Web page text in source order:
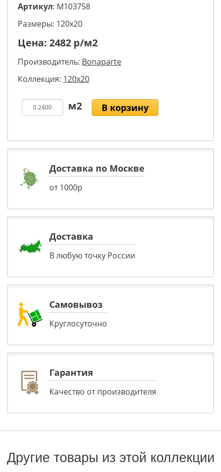
Артикул: M103758
Размеры: 120х20
Цена: 2482 р/м2
Производитель: Bonaparte
Коллекция: 120x20
В корзину
Доставка по Москве
от 1000р
Доставка
В любую точку России
Самовывоз
Круглосуточно
Гарантия
Качество от производителя
Другие товары из этой коллекции